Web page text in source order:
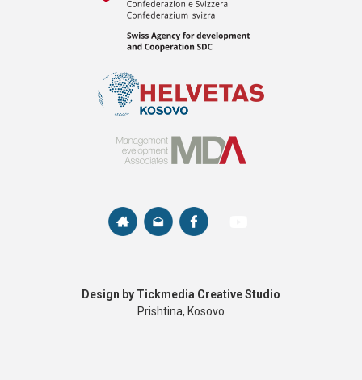
Design by Tickmedia Creative Studio
Prishtina, Kosovo